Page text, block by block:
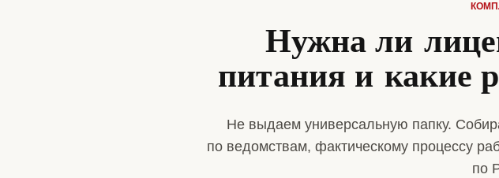
Нужна ли
питания и какие
Не выдаем универсальную папку.
по ведомствам, фактическому процессу
по